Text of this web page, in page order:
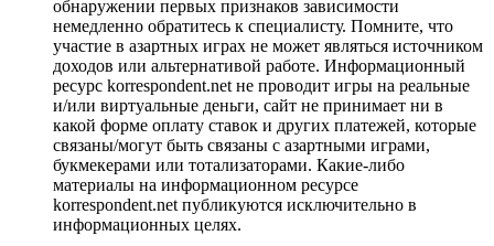
обнаружении первых признаков зависимости
немедленно обратитесь к специалисту. Помните, что
участие в азартных играх не может являться источником
доходов или альтернативой работе. Информационный
ресурс korrespondent.net не проводит игры на реальные
и/или виртуальные деньги, сайт не принимает ни в
какой форме оплату ставок и других платежей, которые
связаны/могут быть связаны с азартными играми,
букмекерами или тотализаторами. Какие-либо
материалы на информационном ресурсе
korrespondent.net публикуются исключительно в
информационных целях.